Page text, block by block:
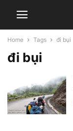
Home Tags đi bụi
đi bụi